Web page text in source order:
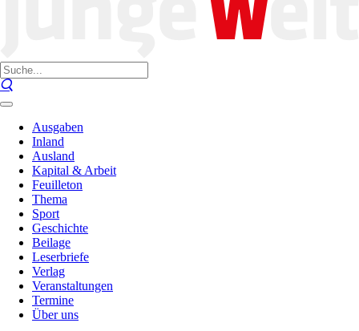
Ausgaben
Inland
Ausland
Kapital & Arbeit
Feuilleton
Thema
Sport
Geschichte
Beilage
Leserbriefe
Verlag
Veranstaltungen
Termine
Über uns